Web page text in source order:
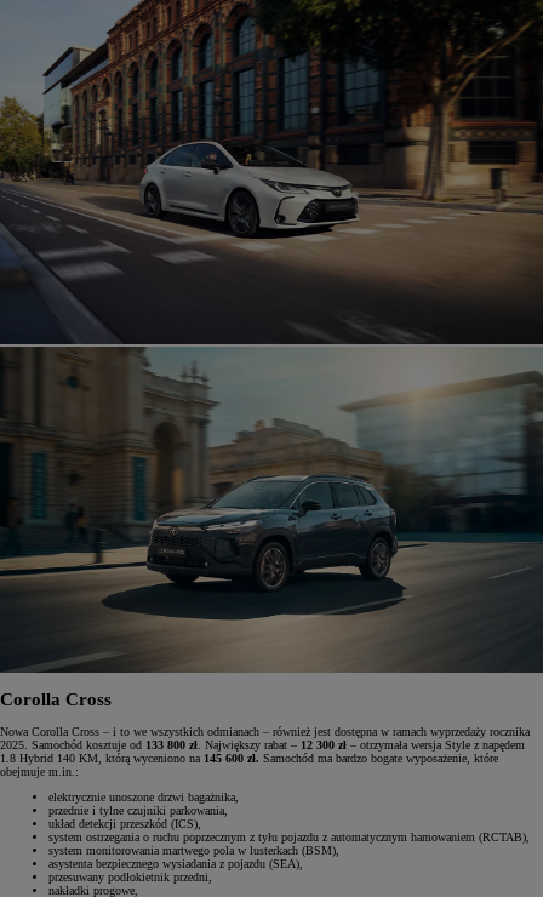
Corolla Cross
Nowa Corolla Cross – i to we wszystkich odmianach – również jest dostępna w ramach wyprzedaży rocznika
2025. Samochód kosztuje od 133 800 zł. Największy rabat – 12 300 zł – otrzymała wersja Style z napędem
1.8 Hybrid 140 KM, którą wyceniono na 145 600 zł. Samochód ma bardzo bogate wyposażenie, które
obejmuje m.in.:
elektrycznie unoszone drzwi bagażnika,
przednie i tylne czujniki parkowania,
układ detekcji przeszkód (ICS),
system ostrzegania o ruchu poprzecznym z tyłu pojazdu z automatycznym hamowaniem (RCTAB),
system monitorowania martwego pola w lusterkach (BSM),
asystenta bezpiecznego wysiadania z pojazdu (SEA),
przesuwany podłokietnik przedni,
nakładki progowe,